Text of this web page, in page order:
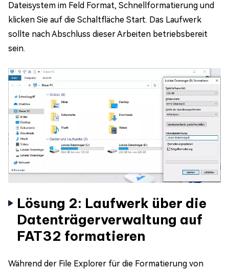
Dateisystem im Feld Format, Schnellformatierung und
klicken Sie auf die Schaltfläche Start. Das Laufwerk
sollte nach Abschluss dieser Arbeiten betriebsbereit
sein.
Lösung 2: Laufwerk über die
Datenträgerverwaltung auf
FAT32 formatieren
Während der File Explorer für die Formatierung von